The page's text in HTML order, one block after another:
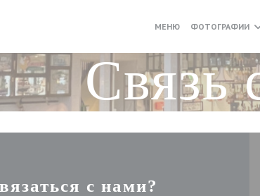
МЕНЮ ФОТОГРАФИИ
Связь
с нами?